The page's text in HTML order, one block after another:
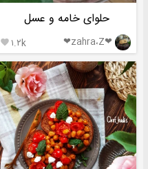
حلوای خامه و عسل
❤zahra،Z❤ ۱.۲k 